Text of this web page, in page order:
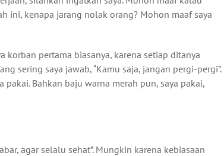
ini, kenapa jarang nolak orang? Mohon maaf saya
korban pertama biasanya, karena setiap ditanya
sering saya jawab, “Kamu saja, jangan pergi-pergi”.
Bahkan baju warna merah pun, saya pakai,
agar selalu sehat”. Mungkin karena kebiasaan